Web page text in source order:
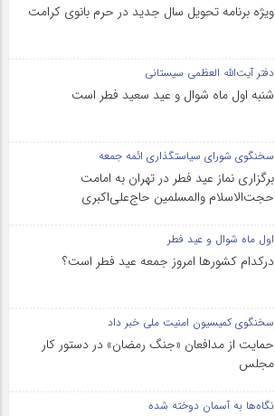
ویژه برنامه تحویل سال جدید در حرم بانوی کرامت
دفتر آیت‌الله العظمی سیستانی
شنبه اول ماه شوال و عید سعید فطر است
سخنگوی شورای سیاستگذاری ائمه جمعه
برگزاری نماز عید فطر در تهران به امامت
حجت‌الاسلام والمسلمین حاج‌علی‌اکبری
اول ماه شوال و عید فطر
درکدام کشورها امروز جمعه عید فطر است؟
سخنگوی کمیسیون امنیت ملی خبر داد
حمایت از مدافعان «جنگ رمضان» در دستور کار
مجلس
نگاه‌ها به آسمان دوخته شده